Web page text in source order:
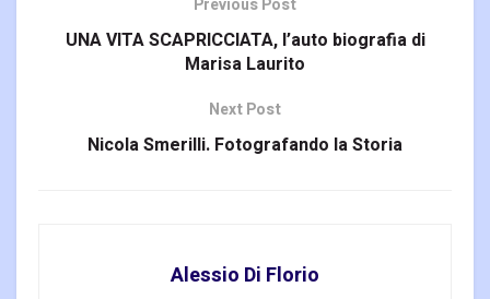
Previous Post
UNA VITA SCAPRICCIATA, l’auto biografia di
Marisa Laurito
Next Post
Nicola Smerilli. Fotografando la Storia
Alessio Di Florio